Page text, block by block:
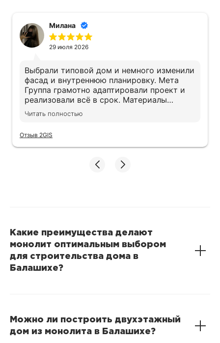
Милана
29 июля 2026
Выбрали типовой дом и немного изменили
фасад и внутреннюю планировку. Мета
Группа грамотно адаптировали проект и
реализовали всё в срок. Материалы
действительно качественные, экономии не
Читать полностью
Отзыв 2GIS
Какие преимущества делают
монолит оптимальным выбором
для строительства дома в
Балашихе?
Можно ли построить двухэтажный
дом из монолита в Балашихе?